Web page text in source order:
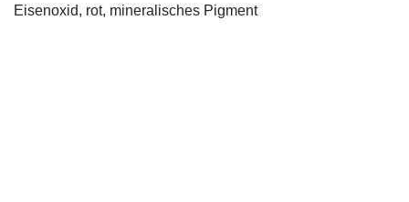
Eisenoxid, rot, mineralisches Pigment